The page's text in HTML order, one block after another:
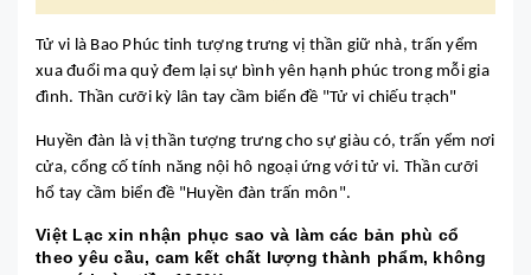
Tử vi là Bao Phúc tinh tượng trưng vị thần giữ nhà, trấn yểm
xua đuổi ma quỷ đem lại sự bình yên hạnh phúc trong mỗi gia
đình. Thần cưỡi kỳ lân tay cầm biển đề "Tử vi chiếu trạch"
Huyền đàn là vị thần tượng trưng cho sự giàu có, trấn yểm nơi
cửa, cổng cố tính năng nội hô ngoại ứng với tử vi. Thần cưỡi
hổ tay cầm biển đề "Huyền đàn trấn môn".
Việt Lạc xin nhận phục sao và làm các bản phù cổ
theo yêu cầu, cam kết chất lượng thành phẩm, không